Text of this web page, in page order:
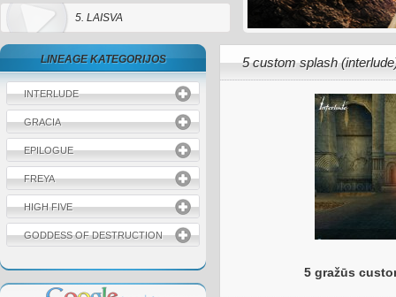
5. LAISVA
LINEAGE KATEGORIJOS
INTERLUDE
GRACIA
EPILOGUE
FREYA
HIGH FIVE
GODDESS OF DESTRUCTION
5 custom splash
5 gražūs